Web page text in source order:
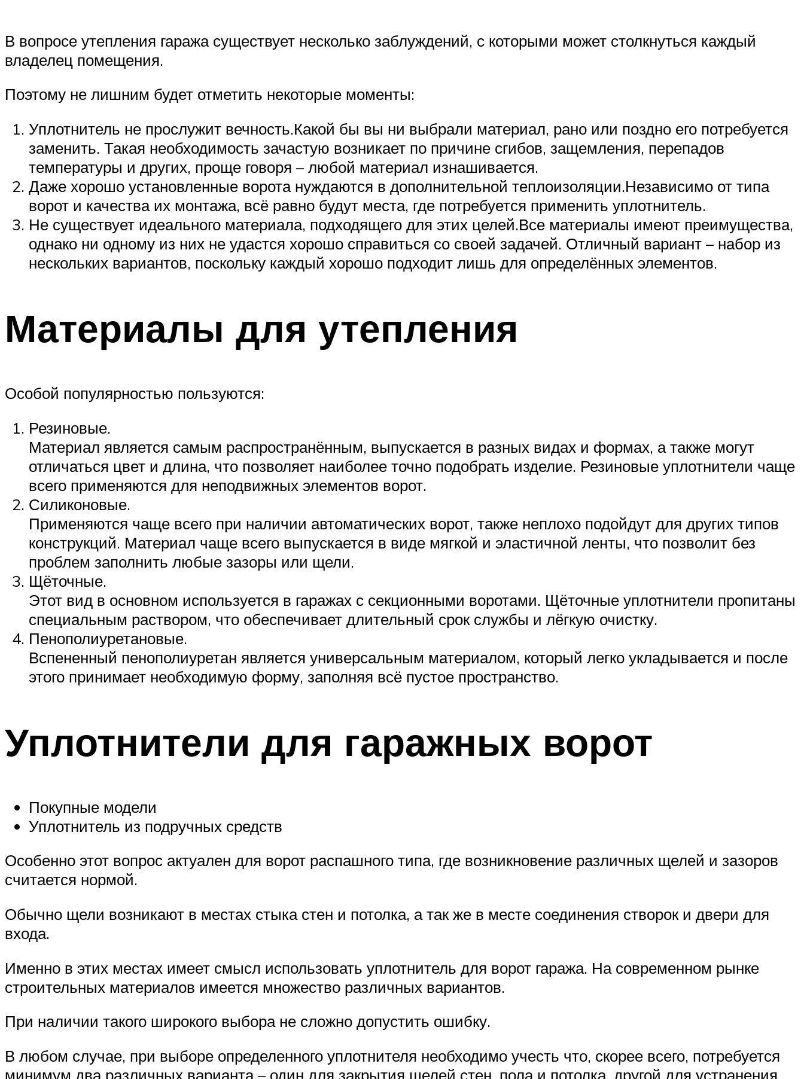
В вопросе утепления гаража существует несколько заблуждений, с которыми может столкнуться каждый
владелец помещения.
Поэтому не лишним будет отметить некоторые моменты:
Уплотнитель не прослужит вечность.Какой бы вы ни выбрали материал, рано или поздно его потребуется
заменить. Такая необходимость зачастую возникает по причине сгибов, защемления, перепадов
температуры и других, проще говоря – любой материал изнашивается.
Даже хорошо установленные ворота нуждаются в дополнительной теплоизоляции.Независимо от типа
ворот и качества их монтажа, всё равно будут места, где потребуется применить уплотнитель.
Не существует идеального материала, подходящего для этих целей.Все материалы имеют преимущества,
однако ни одному из них не удастся хорошо справиться со своей задачей. Отличный вариант – набор из
нескольких вариантов, поскольку каждый хорошо подходит лишь для определённых элементов.
Материалы для утепления
Особой популярностью пользуются:
Резиновые.
Материал является самым распространённым, выпускается в разных видах и формах, а также могут
отличаться цвет и длина, что позволяет наиболее точно подобрать изделие. Резиновые уплотнители чаще
всего применяются для неподвижных элементов ворот.
Силиконовые.
Применяются чаще всего при наличии автоматических ворот, также неплохо подойдут для других типов
конструкций. Материал чаще всего выпускается в виде мягкой и эластичной ленты, что позволит без
проблем заполнить любые зазоры или щели.
Щёточные.
Этот вид в основном используется в гаражах с секционными воротами. Щёточные уплотнители пропитаны
специальным раствором, что обеспечивает длительный срок службы и лёгкую очистку.
Пенополиуретановые.
Вспененный пенополиуретан является универсальным материалом, который легко укладывается и после
этого принимает необходимую форму, заполняя всё пустое пространство.
Уплотнители для гаражных ворот
Покупные модели
Уплотнитель из подручных средств
Особенно этот вопрос актуален для ворот распашного типа, где возникновение различных щелей и зазоров
считается нормой.
Обычно щели возникают в местах стыка стен и потолка, а так же в месте соединения створок и двери для
входа.
Именно в этих местах имеет смысл использовать уплотнитель для ворот гаража. На современном рынке
строительных материалов имеется множество различных вариантов.
При наличии такого широкого выбора не сложно допустить ошибку.
В любом случае, при выборе определенного уплотнителя необходимо учесть что, скорее всего, потребуется
минимум два различных варианта – один для закрытия щелей стен, пола и потолка, другой для устранения